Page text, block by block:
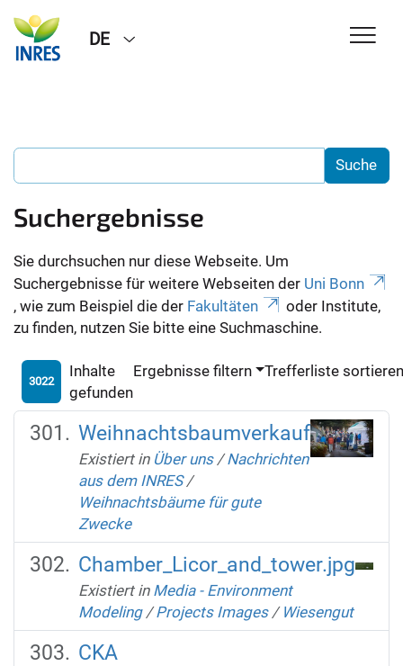
DE
Suchergebnisse
Sie durchsuchen nur diese Webseite. Um
Suchergebnisse für weitere Webseiten der Uni Bonn
, wie zum Beispiel die der Fakultäten
oder Institute,
zu finden, nutzen Sie bitte eine Suchmaschine.
3022
Inhalte
gefunden
Ergebnisse filtern Trefferliste
Weihnachtsbaumverkauf
Existiert in Über uns /Nachrichten
aus dem INRES /
Weihnachtsbäume für gute
Zwecke
Chamber_Licor_and_tower.jpg
Existiert in Media - Environment
Modeling /Projects Images / Wiesengut
CKA